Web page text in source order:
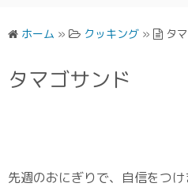
ホーム » クッキング » タ
タマゴサンド
先週のおにぎりで、自信をつ